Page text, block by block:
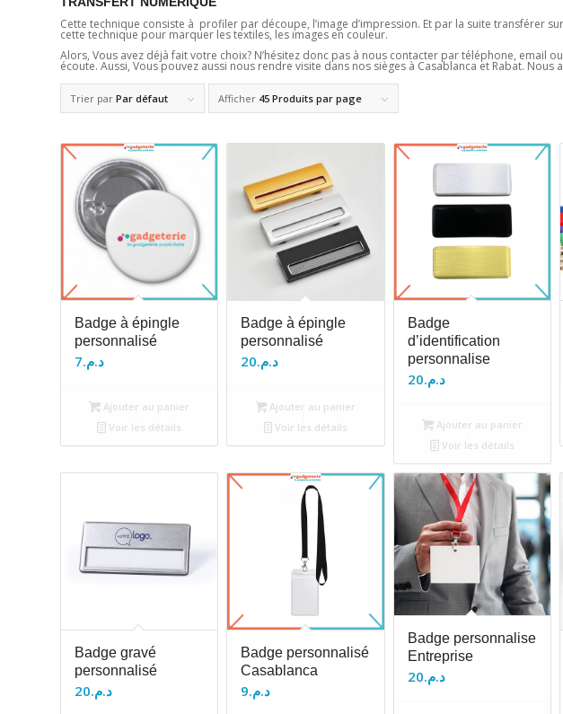
Cette technique consiste à profiler par découpe, l’image d’impression. Et par la suite transférer
cette technique pour marquer les textiles, les images en couleur.
Alors, Vous avez déjà fait votre choix? N’hésitez donc pas à nous contacter par téléphone, email
écoute. Aussi, Vous pouvez aussi nous rendre visite dans nos sièges à Casablanca et Rabat.
Trier par Par défaut Afficher 45 Produits par page
Badge à épingle
personnalisé
د.م.7
Ajouter au panier
Voir les détails
Badge à épingle
personnalisé
د.م.20
Ajouter au panier
Voir les détails
Badge
d’identification
personnalise
د.م.20
Ajouter au panier
Voir les détails
Badge gravé
personnalisé
د.م.20
Badge personnalisé
Casablanca
د.م.9
Badge personnalise
Entreprise
د.م.20